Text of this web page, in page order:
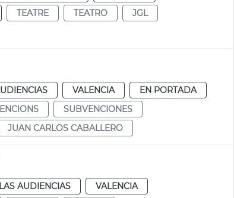
TEATRE TEATRO
JGL
VALENCIA
EN PORTADA
SUBVENCIONES
JUAN CARLOS CABALLERO
AUDIENCIAS
VALENCIA